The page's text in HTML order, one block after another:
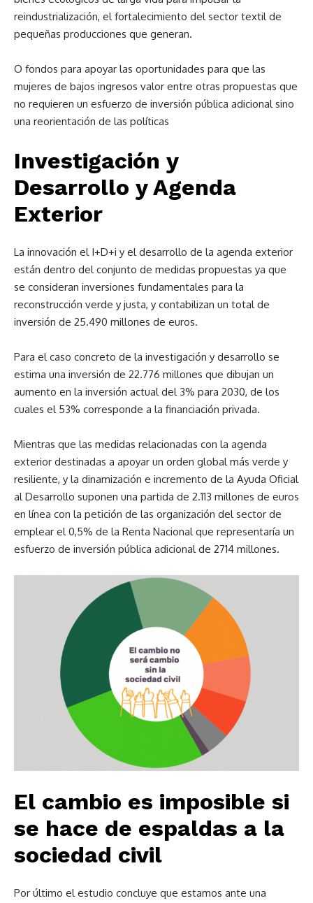
reindustrialización, el fortalecimiento del sector textil de
pequeñas producciones que generan.
O fondos para apoyar las oportunidades para que las
mujeres de bajos ingresos valor entre otras propuestas que
no requieren un esfuerzo de inversión pública adicional sino
una reorientación de las políticas
Investigación y
Desarrollo y Agenda
Exterior
La innovación el I+D+i y el desarrollo de la agenda exterior
están dentro del conjunto de medidas propuestas ya que
se consideran inversiones fundamentales para la
reconstrucción verde y justa, y contabilizan un total de
inversión de 25.490 millones de euros.
Para el caso concreto de la investigación y desarrollo se
estima una inversión de 22.776 millones que dibujan un
aumento en la inversión actual del 3% para 2030, de los
cuales el 53% corresponde a la financiación privada.
Mientras que las medidas relacionadas con la agenda
exterior destinadas a apoyar un orden global más verde y
resiliente, y la dinamización e incremento de la Ayuda Oficial
al Desarrollo suponen una partida de 2.113 millones de euros
en línea con la petición de las organización del sector de
emplear el 0,5% de la Renta Nacional que representaría un
esfuerzo de inversión pública adicional de 2714 millones.
El cambio es imposible si
se hace de espaldas a la
sociedad civil
Por último el estudio concluye que estamos ante una